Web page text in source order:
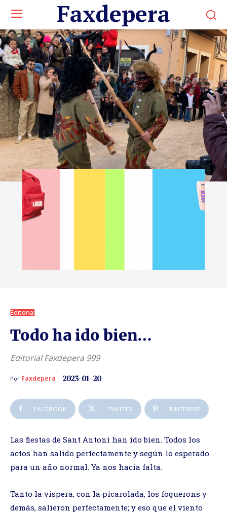
Faxdepera
Editorial
Todo ha ido bien…
Editorial Faxdepera 999
Por Faxdepera 2023-01-20
FACEBOOK TWITTER PINTEREST
Las fiestas de Sant Antoni han ido bien. Todos los
actos han salido perfectamente y según lo esperado
para un año normal. Ya nos hacía falta.
Tanto la víspera, con la picarolada, los foguerons y
demás, salieron perfectamente; y eso que el viento